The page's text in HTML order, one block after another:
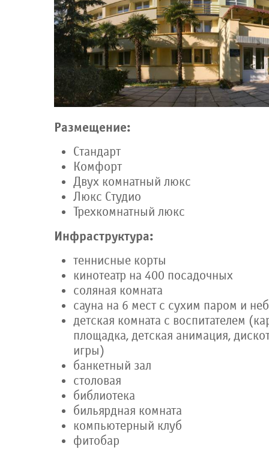
Размещение:
Стандарт
Комфорт
Двух комнатный люкс
Люкс Студио
Трехкомнатный люкс
Инфраструктура:
теннисные корты
кинотеатр на 400 посадочных
соляная комната
сауна на 6 мест с сухим паром и
детская комната с воспитателем
площадка, детская анимация,
игры)
банкетный зал
столовая
библиотека
бильярдная комната
компьютерный клуб
фитобар